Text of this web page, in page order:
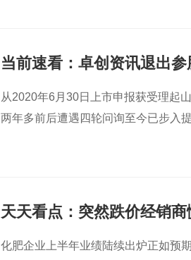
当前速看：卓创资讯退出
蓝图“黯然收场”
从2020年6月30日上市申报获受理起
两年多前后遭遇四轮问询至今已步入
天天看点：突然跌价经销
钵满 但淡季订单量被提前
化肥企业上半年业绩陆续出炉正如预